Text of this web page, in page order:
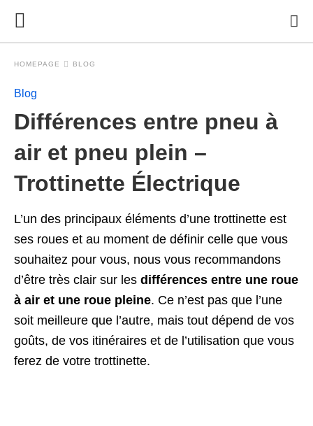
HOMEPAGE BLOG
Blog
Différences entre pneu à
air et pneu plein –
Trottinette Électrique
L’un des principaux éléments d’une trottinette est
ses roues et au moment de définir celle que vous
souhaitez pour vous, nous vous recommandons
d’être très clair sur les différences entre une roue
à air et une roue pleine. Ce n’est pas que l’une
soit meilleure que l’autre, mais tout dépend de vos
goûts, de vos itinéraires et de l’utilisation que vous
ferez de votre trottinette.